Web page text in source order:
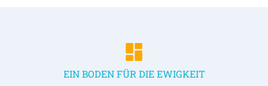
EIN BODEN FÜR DIE EWIGKEIT